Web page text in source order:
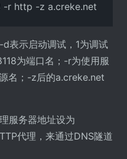
-r http -z a.creke.net
表示启动调试，1为调试
为端口名；-r为使用服
名；-z后的a.creke.net
服务器地址设为
代理，来通过DNS隧道